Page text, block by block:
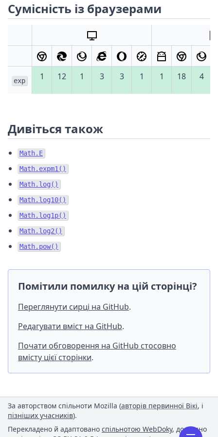
Сумісність із браузерами
exp 1 12 1 3 3 1 1 18 4
Дивіться також
Math.E
Math.expm1()
Math.log()
Math.log10()
Math.log1p()
Math.log2()
Math.pow()
Помітили помилку на цій сторінці?
Переглянути сирці на GitHub.
Редагувати вміст на GitHub.
Почати обговорення на GitHub стосовно
вмісту цієї сторінки.
За авторством спільноти Mozilla (авторів первинної Вікі, і
пізніших учасників).
Перекладено й адаптовано спільнотою WebDoky, доступно